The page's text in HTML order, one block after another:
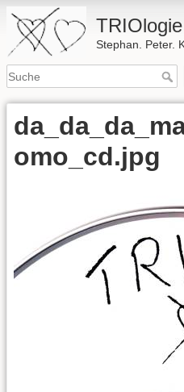
TRIOlogie
Stephan. Peter.
omo_cd.jpg